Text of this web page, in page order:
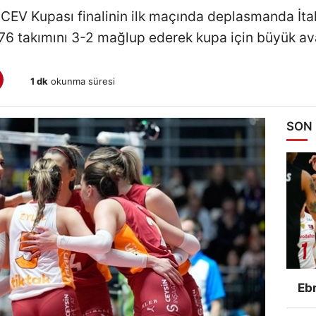
Kupası finalinin ilk maçında deplasmanda
takımını 3-2 mağlup ederek kupa için büyük
1 dk okunma süresi
SON